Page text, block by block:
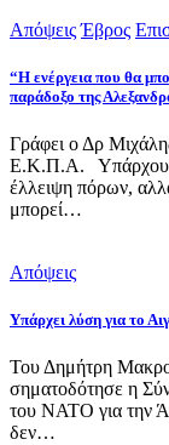
Απόψεις Έβρος
“Η ενέργεια που θα
παράδοξο της
Γράφει ο Δρ
Ε.Κ.Π.Α. Υπάρχουν
έλλειψη πόρων,
μπορεί…
Απόψεις
Υπάρχει λύση για το
Του Δημήτρη
σηματοδότησε η
του ΝΑΤΟ για την
δεν…